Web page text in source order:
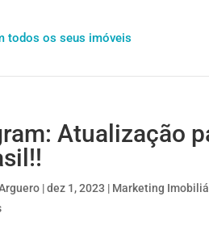
Atualização
|dez 1, 2023 | Marketing